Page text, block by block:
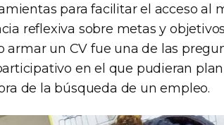
para facilitar el acceso al
reflexiva sobre metas y
armar un CV fue una de las
en el que pudieran
de la búsqueda de un empleo.